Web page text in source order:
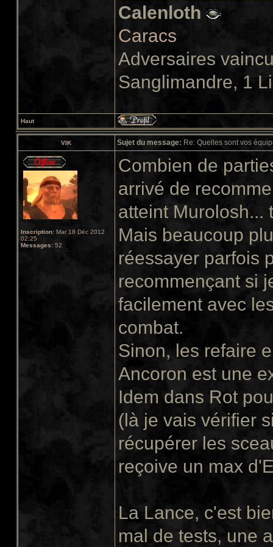
Calenloth
Caracs
Adversaires
Sanglimandre, 1
Haut
VIK Sujet du message: Re: Quelles sont vos
Inscription: Mar 18 Déc 2012
02:25
Messages: 52
Combien de
arrivé de
atteint Murolosh...
Mais beaucoup
réessayer parfois
recommençant si
facilement avec
combat.
Sinon, les refaire
Ancoron est une
Idem dans Rot
(là je vais vérifier
récupérer les
reçoive un max
La Lance, c'est
mal de tests, une